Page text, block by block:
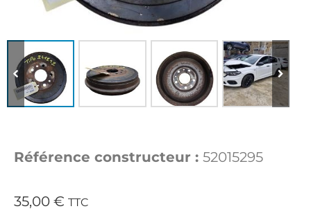
Référence constructeur : 52015295
35,00 € TTC